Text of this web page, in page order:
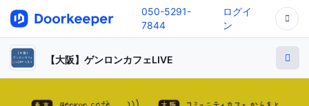
050-5291-
7844
ログイ
ン
【大阪】ゲンロンカフェLIVE